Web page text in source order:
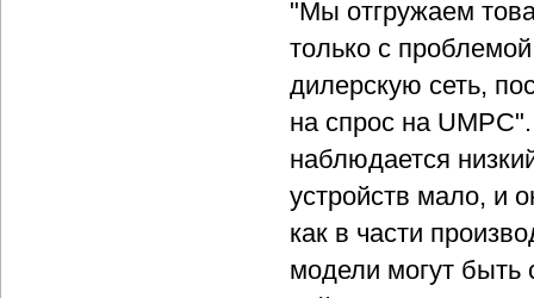
"Мы отгружаем
только с
дилерскую сеть,
на спрос на
наблюдается
устройств мало, и
как в части
модели могут быть